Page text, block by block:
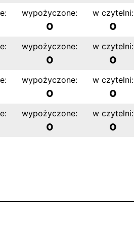
wypożyczone:
0
w czytelni:
0
wypożyczone:
0
w czytelni:
0
wypożyczone:
0
w czytelni:
0
wypożyczone:
0
w czytelni:
0